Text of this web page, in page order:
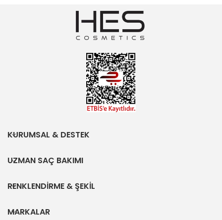
KURUMSAL & DESTEK
UZMAN SAÇ BAKIMI
RENKLENDİRME & ŞEKİL
MARKALAR